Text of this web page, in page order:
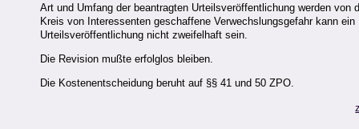
Art und Umfang der beantragten Urteilsveröffentlichung werden
Kreis von Interessenten geschaffene Verwechslungsgefahr kann
Urteilsveröffentlichung nicht zweifelhaft sein.
Die Revision mußte erfolglos bleiben.
Die Kostenentscheidung beruht auf §§ 41 und 50 ZPO.